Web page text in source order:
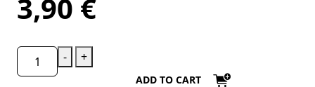
3,90 €
- +
ADD TO CART